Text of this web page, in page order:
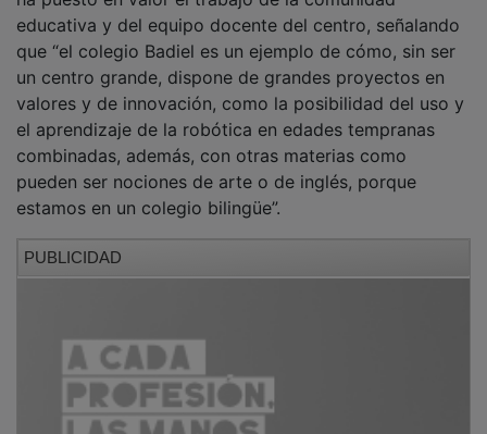
educativa y del equipo docente del centro, señalando
que “el colegio Badiel es un ejemplo de cómo, sin ser
un centro grande, dispone de grandes proyectos en
valores y de innovación, como la posibilidad del uso y
el aprendizaje de la robótica en edades tempranas
combinadas, además, con otras materias como
pueden ser nociones de arte o de inglés, porque
estamos en un colegio bilingüe”.